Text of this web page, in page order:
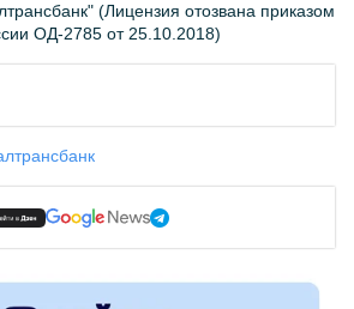
(Лицензия отозвана приказом
ОД-2785 от 25.10.2018)